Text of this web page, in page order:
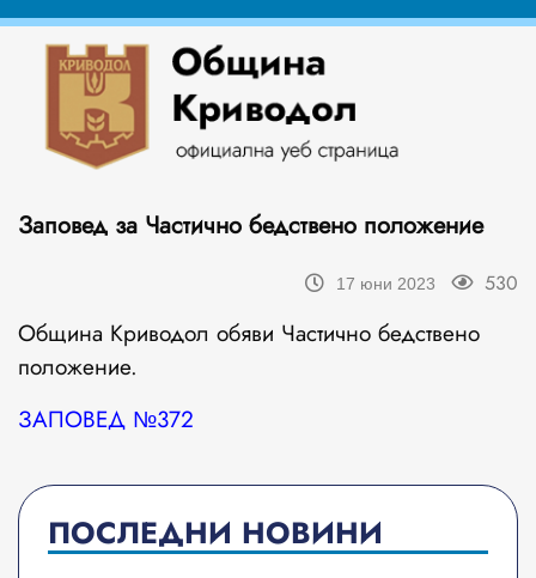
Заповед за Частично бедствено положение
17 юни 2023 530
Община Криводол обяви Частично бедствено
положение.
ЗАПОВЕД №372
ПОСЛЕДНИ НОВИНИ